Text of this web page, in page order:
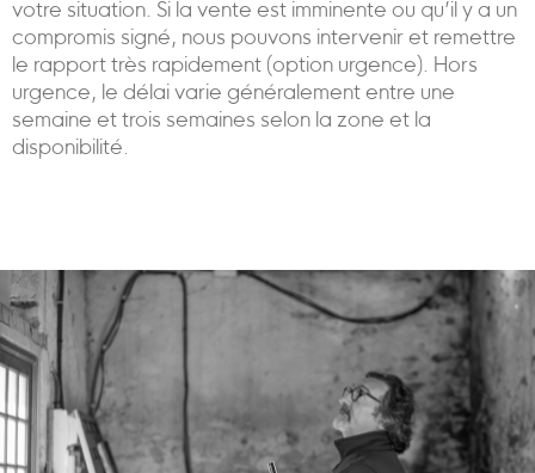
votre situation. Si la vente est imminente ou qu’il y a un
compromis signé, nous pouvons intervenir et remettre
le rapport très rapidement (option urgence). Hors
urgence, le délai varie généralement entre une
semaine et trois semaines selon la zone et la
disponibilité.